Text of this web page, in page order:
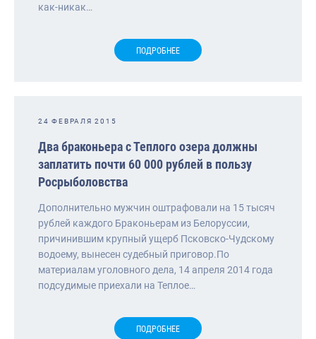
как-никак…
ПОДРОБНЕЕ
24 ФЕВРАЛЯ 2015
Два браконьера с Теплого озера должны
заплатить почти 60 000 рублей в пользу
Росрыболовства
Дополнительно мужчин оштрафовали на 15 тысяч
рублей каждого Браконьерам из Белоруссии,
причинившим крупный ущерб Псковско-Чудскому
водоему, вынесен судебный приговор.По
материалам уголовного дела, 14 апреля 2014 года
подсудимые приехали на Теплое…
ПОДРОБНЕЕ